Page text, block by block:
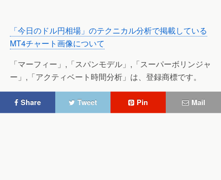
「今日のドル円相場」のテクニカル分析で掲載している
MT4チャート画像について
「マーフィー」,「スパンモデル」,「スーパーボリンジャ
ー」,「アクティベート時間分析」は、登録商標です。
Share Tweet Pin Mail